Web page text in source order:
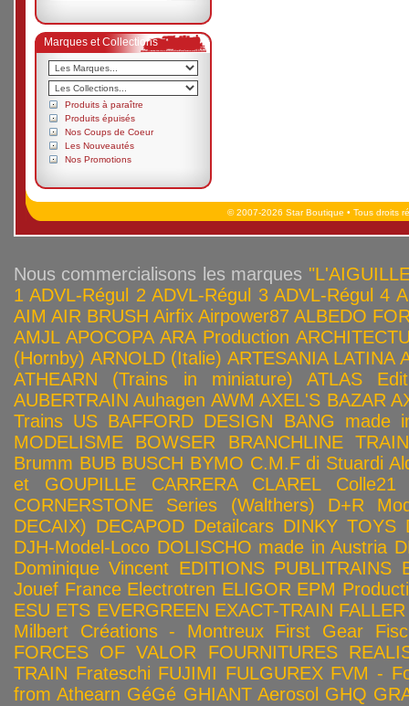
Marques et Collections
Produits à paraître
Produits épuisés
Nos Coups de Coeur
Les Nouveautés
Nos Promotions
© 2007-2026 Star Boutique • Tous droits
Nous commercialisons les marques
1 ADVL-Régul 2 ADVL-Régul 3 ADVL-Régul 4
AIM AIR BRUSH Airfix Airpower87 ALBEDO
AMJL APOCOPA ARA Production
(Hornby) ARNOLD (Italie) ARTESANIA LATINA
ATHEARN (Trains in miniature)
ATLAS
AUBERTRAIN Auhagen AWM AXEL'S BAZAR
Trains US BAFFORD DESIGN
BANG made
MODELISME
BOWSER
BRANCHLINE
Brumm BUB BUSCH BYMO C.M.F di Stuardi
et GOUPILLE
CARRERA CLAREL
Colle21
CORNERSTONE Series (Walthers)
D+R
DECAIX) DECAPOD Detailcars DINKY TOYS
DJH-Model-Loco DOLISCHO made in Austria
Dominique Vincent EDITIONS PUBLITRAINS
Jouef France Electrotren ELIGOR EPM
ESU ETS EVERGREEN EXACT-TRAIN FALLER
Milbert Créations - Montreux First Gear
FORCES OF VALOR
FOURNITURES
TRAIN Frateschi FUJIMI FULGUREX FVM -
from Athearn GéGé GHIANT Aerosol GHQ